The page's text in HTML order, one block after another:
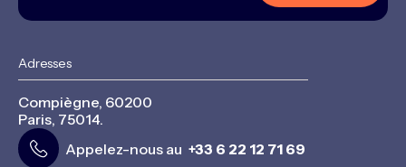
Adresses
Compiègne, 60200
Paris, 75014.
Appelez-nous au +33 6 22 12 71 69